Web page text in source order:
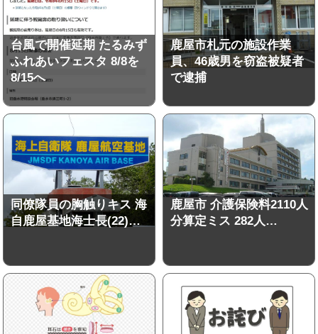
台風で開催延期 たるみず
ふれあいフェスタ 8/8を
8/15へ
鹿屋市札元の施設作業
員、46歳男を窃盗被疑者
で逮捕
同僚隊員の胸触りキス 海
自鹿屋基地海士長(22)…
鹿屋市 介護保険料2110人
分算定ミス 282人…